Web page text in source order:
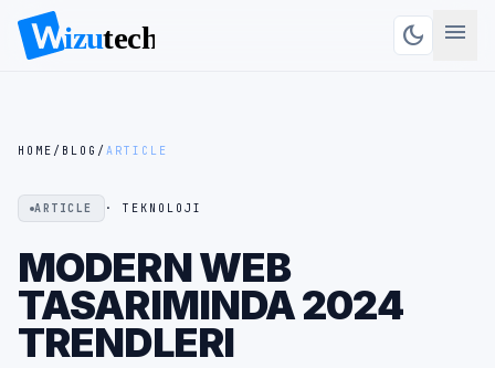
dark_mode menu
HOME / BLOG / ARTICLE
ARTICLE · TEKNOLOJI
MODERN WEB
TASARIMINDA 2024
TRENDLERI